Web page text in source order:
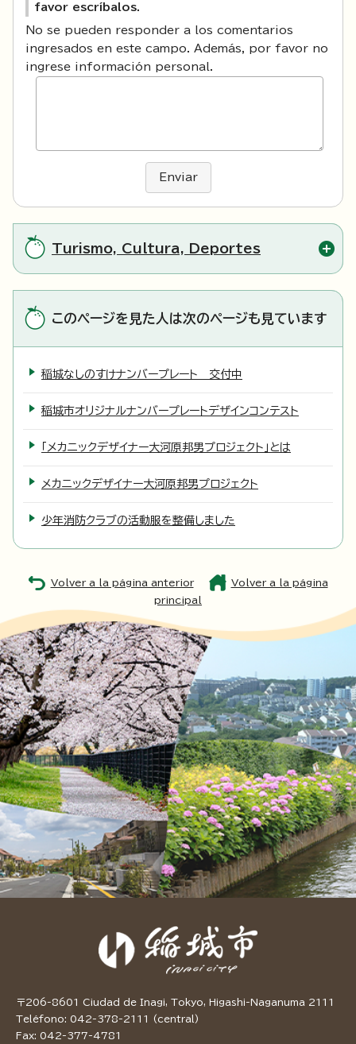
favor escríbalos.
No se pueden responder a los comentarios
ingresados en este campo. Además, por favor no
ingrese información personal.
Enviar
Turismo, Cultura, Deportes
このページを見た人は次のページも見ています
稲城なしのすけナンバープレート 交付中
稲城市オリジナルナンバープレートデザインコンテスト
「メカニックデザイナー大河原邦男プロジェクト」とは
メカニックデザイナー大河原邦男プロジェクト
少年消防クラブの活動服を整備しました
Volver a la página anterior
Volver a la página
principal
〒206-8601 Ciudad de Inagi, Tokyo, Higashi-Naganuma 2111
Teléfono: 042-378-2111 (central)
Fax: 042-377-4781